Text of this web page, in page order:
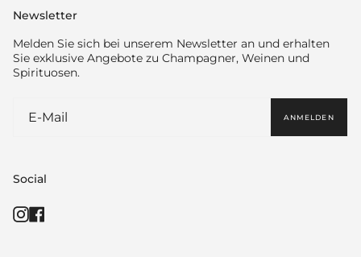
Newsletter
Melden Sie sich bei unserem Newsletter an und erhalten
Sie exklusive Angebote zu Champagner, Weinen und
Spirituosen.
ANMELDEN
Social
Instagram